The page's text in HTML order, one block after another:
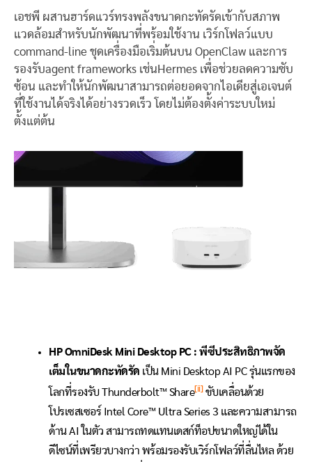
เอชพี ผสานฮาร์ดแวร์ทรงพลังขนาดกะทัดรัดเข้ากับสภาพ
แวดล้อมสำหรับนักพัฒนาที่พร้อมใช้งาน เวิร์กโฟลว์แบบ
command-line ชุดเครื่องมือเริ่มต้นบน OpenClaw และการ
รองรับagent frameworks เช่นHermes เพื่อช่วยลดความซับ
ซ้อน และทำให้นักพัฒนาสามารถต่อยอดจากไอเดียสู่เอเจนต์
ที่ใช้งานได้จริงได้อย่างรวดเร็ว โดยไม่ต้องตั้งค่าระบบใหม่
ตั้งแต่ต้น
HP OmniDesk Mini Desktop PC : พีซีประสิทธิภาพจัด
เต็มในขนาดกะทัดรัด เป็น Mini Desktop AI PC รุ่นแรกของ
โลกที่รองรับ Thunderbolt™ Share[ii]ขับเคลื่อนด้วย
โปรเซสเซอร์ Intel Core™ Ultra Series 3 และความสามารถ
ด้าน AI ในตัว สามารถทดแทนเดสก์ท็อปขนาดใหญ่ได้ใน
ดีไซน์ที่เพรียวบางกว่า พร้อมรองรับเวิร์กโฟลว์ที่ลื่นไหล ด้วย